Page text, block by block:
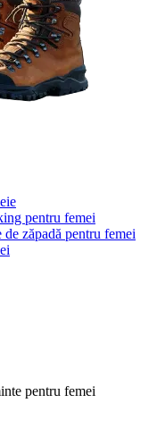
pentru femei
zăpadă pentru femei
pentru femei